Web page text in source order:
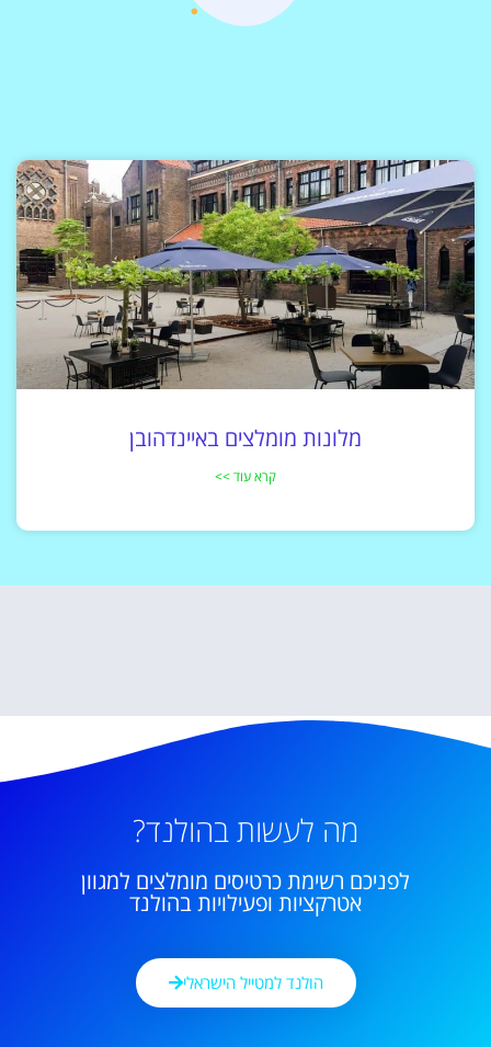
מלונות מומלצים באיינדהובן
קרא עוד >>
מה לעשות בהולנד?
לפניכם רשימת כרטיסים מומלצים למגוון
אטרקציות ופעילויות בהולנד
הולנד למטייל הישראלי